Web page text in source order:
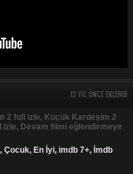
13 YIL ÖNCE EKLENDI
2 full izle, Küçük Kardeşim 2
Devam filmi eğlendirmeye
, Çocuk, En İyi, imdb 7+, İmdb